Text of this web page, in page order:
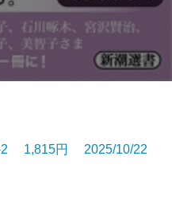
2 1,815円 2025/10/22